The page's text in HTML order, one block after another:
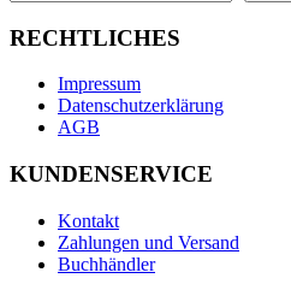
RECHTLICHES
Impressum
Datenschutzerklärung
AGB
KUNDENSERVICE
Kontakt
Zahlungen und Versand
Buchhändler